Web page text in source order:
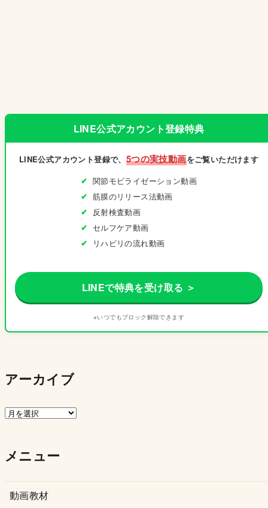
LINE公式アカウント登録特典
LINE公式アカウント登録で、 5つの実技動画をご覧いただけます
関節モビライゼーション動画
筋膜のリリース法動画
反射検査動画
セルフケア動画
リハビリの流れ動画
LINEで特典を受け取る ＞
※いつでもブロック解除できます
アーカイブ
ア
イ
メニュー
動画教材